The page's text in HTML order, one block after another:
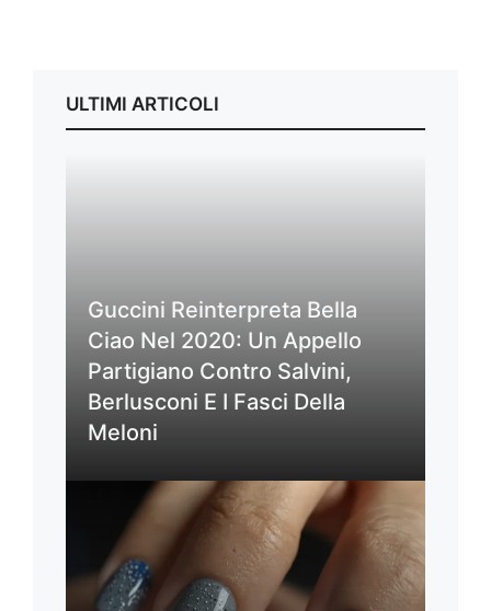
ULTIMI ARTICOLI
Guccini Reinterpreta Bella
Ciao Nel 2020: Un Appello
Partigiano Contro Salvini,
Berlusconi E I Fasci Della
Meloni